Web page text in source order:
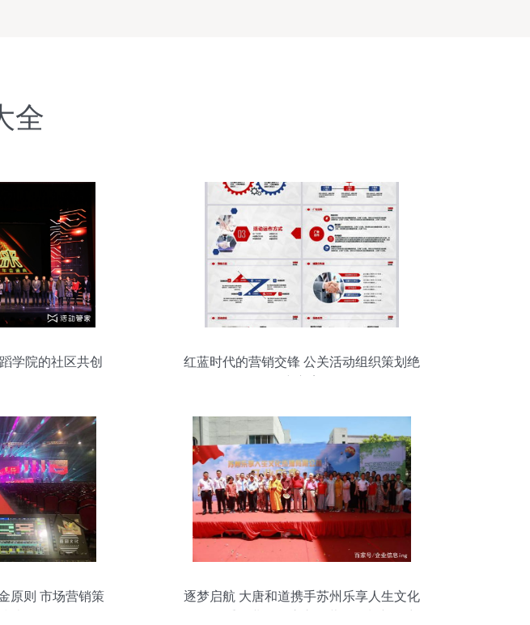
全
学院的社区共创
红蓝时代的营销交锋 公关活动组织策划绝
原则 市场营销策
逐梦启航 大唐和道携手苏州乐享人生文化